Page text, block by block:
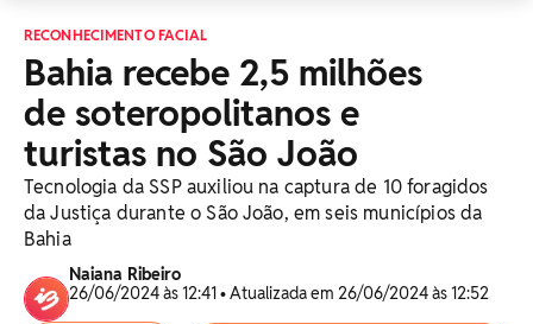
RECONHECIMENTO FACIAL
Bahia recebe 2,5 milhões
de soteropolitanos e
turistas no São João
Tecnologia da SSP auxiliou na captura de 10 foragidos
da Justiça durante o São João, em seis municípios da
Bahia
Naiana Ribeiro
26/06/2024 às 12:41 • Atualizada em 26/06/2024 às 12:52